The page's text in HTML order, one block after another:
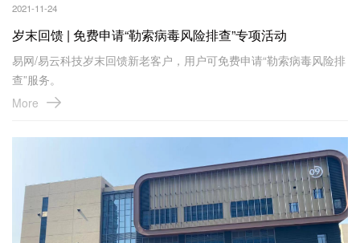
2021-11-24
岁末回馈 | 免费申请“勒索病毒风险排查”专项活动
易网/易云科技岁末回馈新老客户，用户可免费申请“勒索病毒风险排
查”服务。
More